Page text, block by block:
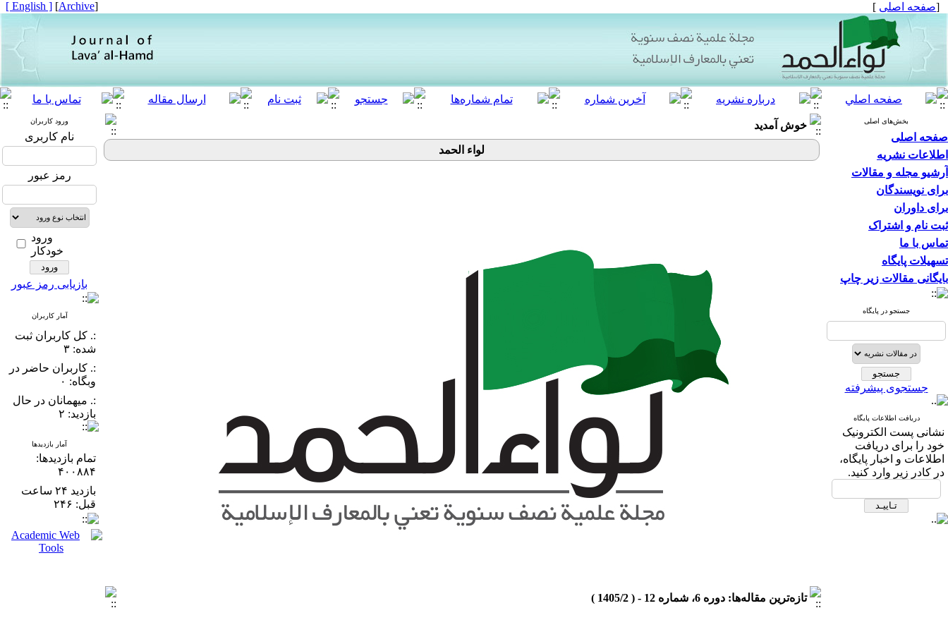
[صفحه اصلی ]
[
Archive
]
[ English ]
بخش‌های اصلی
صفحه اصلی
اطلاعات نشریه
آرشیو مجله و مقالات
برای نویسندگان
برای داوران
ثبت نام و اشتراک
تماس با ما
تسهیلات پایگاه
بایگانی مقالات زیر چاپ
جستجو در پایگاه
جستجوی پیشرفته
دریافت اطلاعات پایگاه
نشانی پست الكترونیک
خود را برای دریافت
اطلاعات و اخبار پایگاه،
در كادر زیر وارد كنید.
خوش آمدید
لواء الحمد
تازه‌ترین مقاله‌ها: دوره 6، شماره 12 - ( 1405/2 )
ورود کاربران
نام کاربری
رمز عبور
ورود
خودکار
بازیابی رمز عبور
آمار کاربران
:. کل کاربران ثبت
شده: ۳
:. کاربران حاضر در
وبگاه: ۰
:. میهمانان در حال
بازدید: ۲
آمار بازدیدها
تمام بازدید‌ها:
۴۰۰۸۸۴
بازدید ۲۴ ساعت
قبل: ۲۴۶